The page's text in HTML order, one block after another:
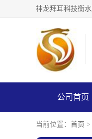
公司首页
当前位置： 首页 >